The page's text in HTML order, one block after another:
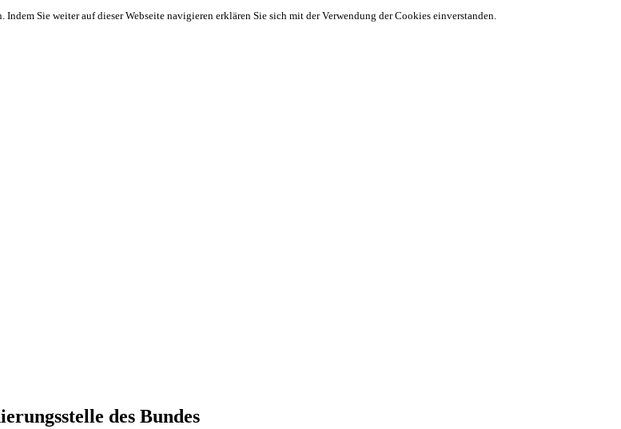
Sie weiter auf dieser Webseite navigieren erklären Sie sich mit der Verwendung der Cookies einverstanden.
des Bundes